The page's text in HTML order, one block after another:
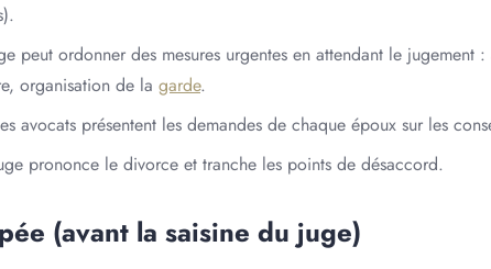
peut ordonner des mesures urgentes en attendant le jugement
organisation de la garde.
avocats présentent les demandes de chaque époux sur les
prononce le divorce et tranche les points de désaccord.
(avant la saisine du juge)